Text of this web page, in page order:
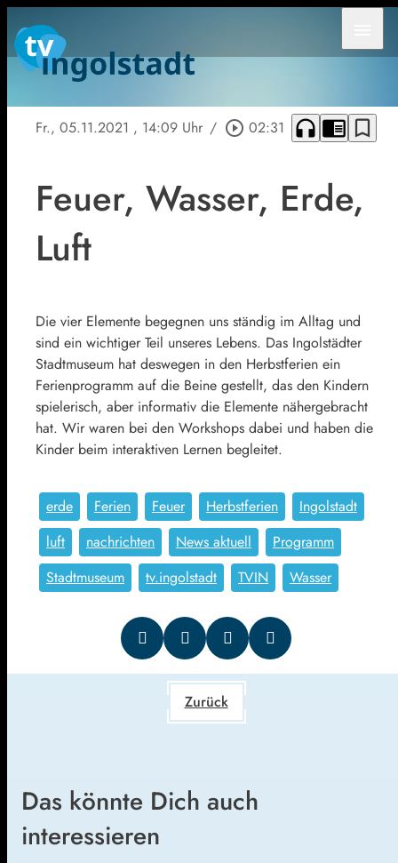
Fr., 05.11.2021 , 14:09 Uhr / play_circle_outline 02:31 headphones chrome_reader_mode bookmark_border
Feuer, Wasser, Erde,
Luft
Die vier Elemente begegnen uns ständig im Alltag und
sind ein wichtiger Teil unseres Lebens. Das Ingolstädter
Stadtmuseum hat deswegen in den Herbstferien ein
Ferienprogramm auf die Beine gestellt, das den Kindern
spielerisch, aber informativ die Elemente nähergebracht
hat. Wir waren bei den Workshops dabei und haben die
Kinder beim interaktiven Lernen begleitet.
erde Ferien Feuer Herbstferien
Ingolstadt
luft
nachrichten News aktuell
Programm
Stadtmuseum
tv.ingolstadt TVIN Wasser
Zurück
Das könnte Dich auch
interessieren